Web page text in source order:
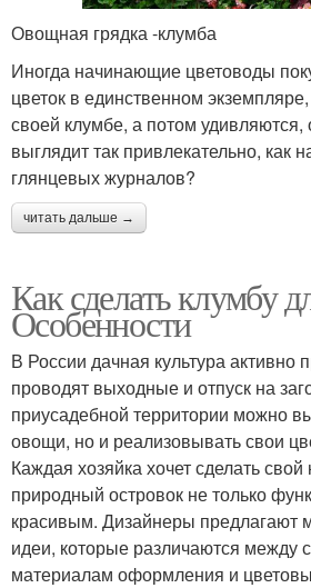
Овощная грядка -клумба
Иногда начинающие цветоводы
цветок в единственном
своей клумбе, а потом удивляются,
выглядит так привлекательно, как
глянцевых журналов?
читать дальше →
Как сделать клумбу
Особенности
В России дачная культура активно
проводят выходные и отпуск на
приусадебной территории можно
овощи, но и реализовывать свои
Каждая хозяйка хочет сделать
природный островок не только
красивым. Дизайнеры предлагают
идеи, которые различаются между
материалам оформления и